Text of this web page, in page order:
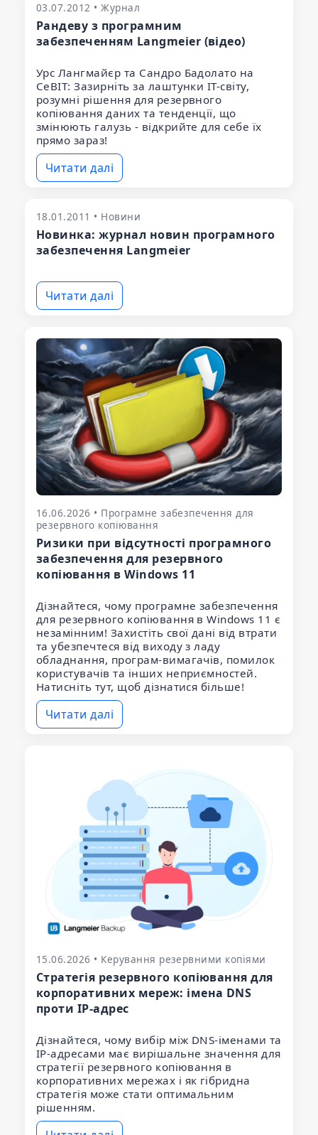
03.07.2012 • Журнал
Рандеву з програмним
забезпеченням Langmeier (відео)
Урс Лангмайєр та Сандро Бадолато на
CeBIT: Зазирніть за лаштунки ІТ-світу,
розумні рішення для резервного
копіювання даних та тенденції, що
змінюють галузь - відкрийте для себе їх
прямо зараз!
Читати далі
18.01.2011 • Новини
Новинка: журнал новин програмного
забезпечення Langmeier
Читати далі
16.06.2026 • Програмне забезпечення для
резервного копіювання
Ризики при відсутності програмного
забезпечення для резервного
копіювання в Windows 11
Дізнайтеся, чому програмне забезпечення
для резервного копіювання в Windows 11 є
незамінним! Захистіть свої дані від втрати
та убезпечтеся від виходу з ладу
обладнання, програм-вимагачів, помилок
користувачів та інших неприємностей.
Натисніть тут, щоб дізнатися більше!
Читати далі
15.06.2026 • Керування резервними копіями
Стратегія резервного копіювання для
корпоративних мереж: імена DNS
проти IP-адрес
Дізнайтеся, чому вибір між DNS-іменами та
IP-адресами має вирішальне значення для
стратегії резервного копіювання в
корпоративних мережах і як гібридна
стратегія може стати оптимальним
рішенням.